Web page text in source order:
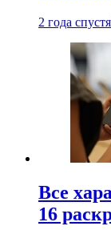
2 года спустя
Все
16